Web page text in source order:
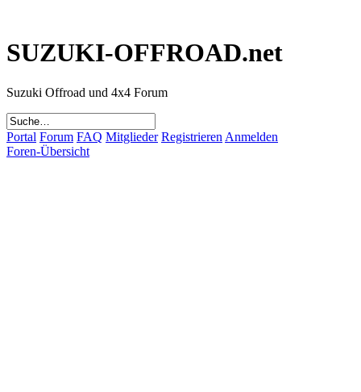
SUZUKI-OFFROAD.net
Suzuki Offroad und 4x4 Forum
Portal Forum FAQ Mitglieder Registrieren Anmelden
Foren-Übersicht